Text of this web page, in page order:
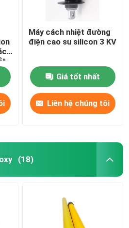
Máy cách nhiệt đường
điện cao su silicon 3 KV
Giá tốt nhất
Liên hệ chúng tôi
(18)